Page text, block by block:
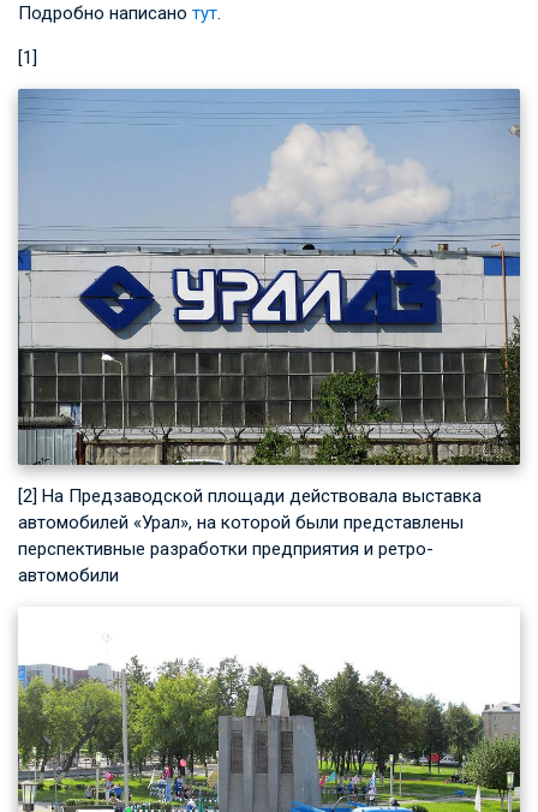
Подробно написано тут
[1]
[2] На Предзаводской площади действовала выставка
автомобилей «Урал», на которой были представлены
перспективные разработки предприятия и ретро-
автомобили